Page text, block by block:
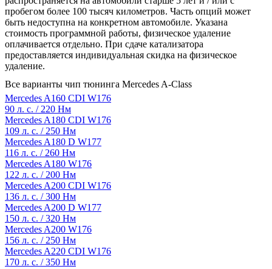
пробегом более 100 тысяч километров. Часть опций может
быть недоступна на конкретном автомобиле. Указана
стоимость программной работы, физическое удаление
оплачивается отдельно. При сдаче катализатора
предоставляется индивидуальная скидка на физическое
удаление.
Все варианты чип тюнинга Mercedes A-Class
Mercedes A160 CDI W176
90 л. с. / 220 Нм
Mercedes A180 CDI W176
109 л. с. / 250 Нм
Mercedes A180 D W177
116 л. с. / 260 Нм
Mercedes A180 W176
122 л. с. / 200 Нм
Mercedes A200 CDI W176
136 л. с. / 300 Нм
Mercedes A200 D W177
150 л. с. / 320 Нм
Mercedes A200 W176
156 л. с. / 250 Нм
Mercedes A220 CDI W176
170 л. с. / 350 Нм